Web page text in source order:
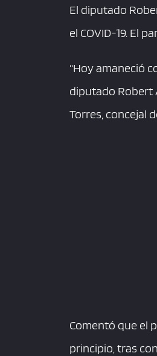
El diputado
el COVID-19. El
“Hoy amaneció
diputado Robert
Torres, concejal
Comentó que el
principio, tras